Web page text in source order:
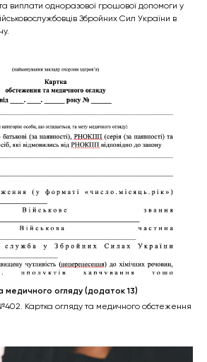
виплати одноразової грошової допомоги у
Збройних Сил України в
огляду (додаток 13)
Картка огляду та медичного обстеження